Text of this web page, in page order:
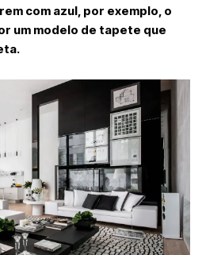
com azul, por exemplo, o
um modelo de tapete que